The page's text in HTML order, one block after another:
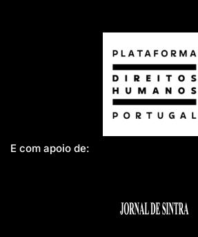
E com apoio de: